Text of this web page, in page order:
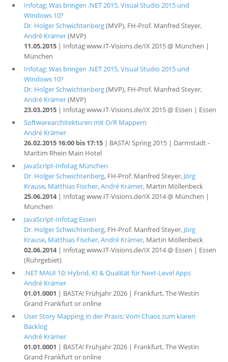
Infotag: Was bringen .NET 2015, Visual Studio 2015 und
Windows 10?
Dr. Holger Schwichtenberg(MVP), FH-Prof. Manfred Steyer,
André Krämer(MVP)
11.05.2015| Infotag www.IT-Visions.de/IX 2015 @ München |
München
Infotag: Was bringen .NET 2015, Visual Studio 2015 und
Windows 10?
Dr. Holger Schwichtenberg(MVP), FH-Prof. Manfred Steyer,
André Krämer(MVP)
23.03.2015| Infotag www.IT-Visions.de/IX 2015 @ Essen | Essen
Softwarearchitekturen mit O/R Mappern
André Krämer
26.02.2015 16:00 bis 17:15| BASTA! Spring 2015 | Darmstadt -
Maritim Rhein Main Hotel
JavaScript-Infotag München
Dr. Holger Schwichtenberg, FH-Prof. Manfred Steyer, Jörg
Krause, Matthias Fischer,André Krämer, Martin Möllenbeck
25.06.2014| Infotag www.IT-Visions.de/IX 2014 @ München |
München
JavaScript-Infotag Essen
Dr. Holger Schwichtenberg, FH-Prof. Manfred Steyer, Jörg
Krause, Matthias Fischer,André Krämer, Martin Möllenbeck
02.06.2014| Infotag www.IT-Visions.de/IX 2014 @ Essen | Essen
(Ruhrgebiet)
.NET MAUI 10: Hybrid, KI & Qualität für Next-Level Apps
André Krämer
01.01.0001 | BASTA! Frühjahr 2026 | Frankfurt, The Westin
Grand Frankfurt or online
User Story Mapping in der Praxis: Vom Chaos zum klaren
Backlog
André Krämer
01.01.0001 | BASTA! Frühjahr 2026 | Frankfurt, The Westin
Grand Frankfurt or online